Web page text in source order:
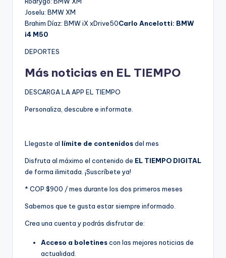
Joselu: BMW XM
Brahim Díaz: BMW iX xDrive50Carlo Ancelotti: BMW
i4 M50
DEPORTES
Más noticias en EL TIEMPO
DESCARGA LA APP EL TIEMPO
Personaliza, descubre e informate.
Llegaste al límite de contenidosdel mes
Disfruta al máximo el contenido de EL TIEMPO DIGITAL
de forma ilimitada. ¡Suscríbete ya!
* COP $900 / mes durante los dos primeros meses
Sabemos que te gusta estar siempre informado.
Crea una cuenta y podrás disfrutar de:
Acceso a boletinescon las mejores noticias de
actualidad.